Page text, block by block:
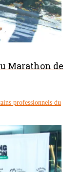
Marathon de
professionnels du